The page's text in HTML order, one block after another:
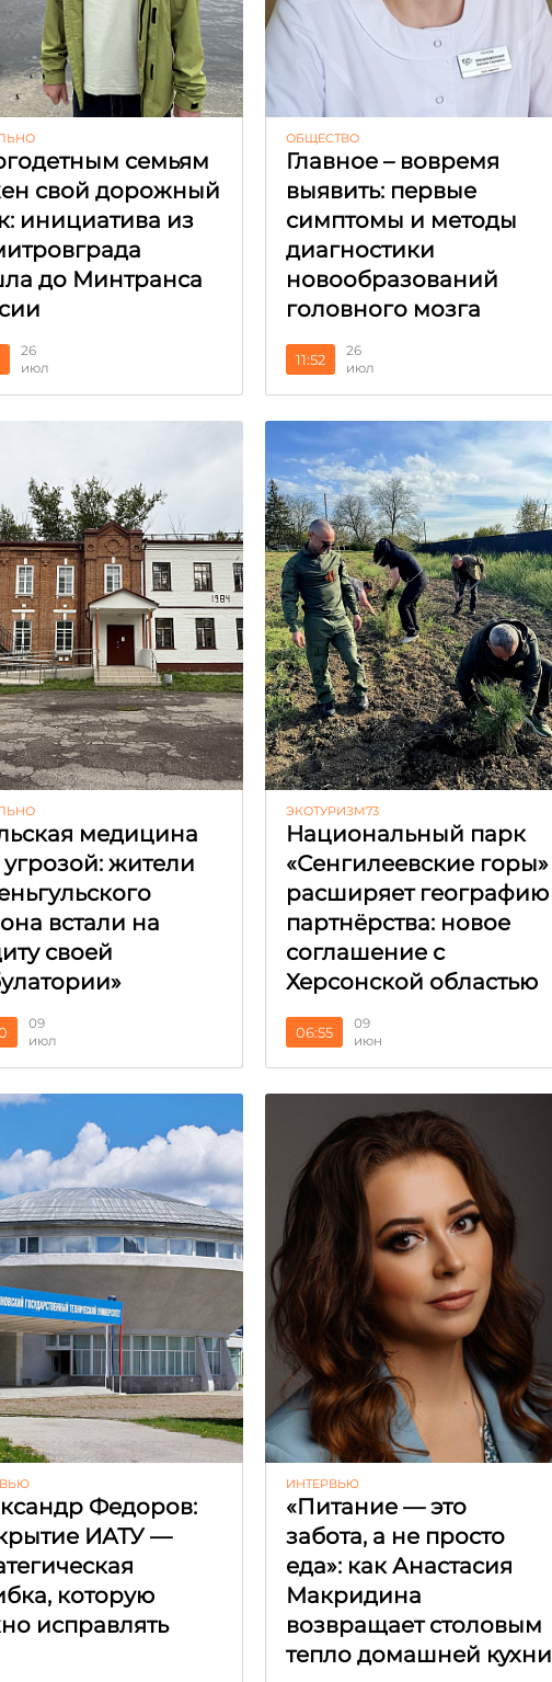
семьям
свой дорожный
инициатива из
до Минтранса
26
июл
ОБЩЕСТВО
Главное – вовремя
выявить: первые
симптомы и методы
диагностики
новообразований
головного мозга
11:52
26
июл
медицина
угрозой: жители
встали на
своей
09
июл
ЭКОТУРИЗМ73
Национальный парк
«Сенгилеевские горы»
расширяет географию
партнёрства: новое
соглашение с
Херсонской областью
06:55
09
июн
Федоров:
ИАТУ —
которую
исправлять
ИНТЕРВЬЮ
«Питание — это
забота, а не просто
еда»: как Анастасия
Макридина
возвращает столовым
тепло домашней кухни